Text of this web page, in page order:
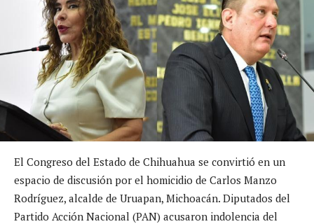
El Congreso del Estado de Chihuahua se convirtió en un
espacio de discusión por el homicidio de Carlos Manzo
Rodríguez, alcalde de Uruapan, Michoacán. Diputados del
Partido Acción Nacional (PAN) acusaron indolencia del